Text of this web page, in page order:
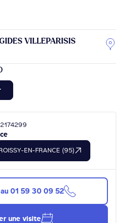
VILLEPARISIS
EN-FRANCE (95)
01 59 30 09 52
une visite